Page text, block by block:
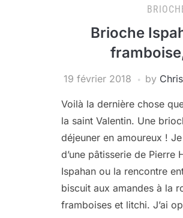
Brioche
19 février 2018 by
Voilà la dernière chose
la saint Valentin. Une
déjeuner en amoureux !
d’une pâtisserie de Pierre
Ispahan ou la rencontre
biscuit aux amandes à la
framboises et litchi. J’ai